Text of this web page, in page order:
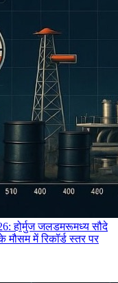
होर्मुज जलडमरूमध्य सौदे
मौसम में रिकॉर्ड स्तर पर